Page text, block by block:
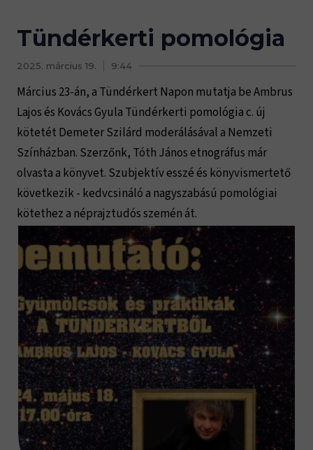
Tündérkerti pomológia
2025. március 19. 9:44
Március 23-án, a Tündérkert Napon mutatja be Ambrus
Lajos és Kovács Gyula Tündérkerti pomológia c. új
kötetét Demeter Szilárd moderálásával a Nemzeti
Színházban. Szerzőnk, Tóth János etnográfus már
olvasta a könyvet. Szubjektív esszé és könyvismertető
következik - kedvcsináló a nagyszabású pomológiai
kötethez a néprajztudós szemén át.